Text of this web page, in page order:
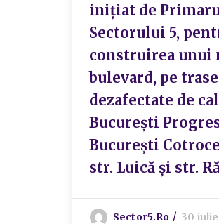
inițiat de
Sectorului 5,
construirea unui
bulevard, pe
dezafectate de
București
București
str. Luică și str.
Sector5.ro 30